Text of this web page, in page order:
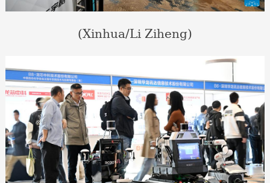
(Xinhua/Li Ziheng)